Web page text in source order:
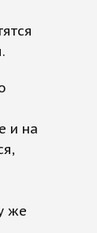
и на
же